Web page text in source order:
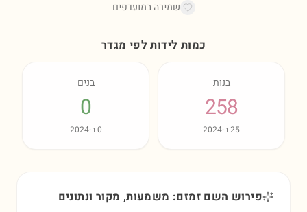
שמירה במועדפים
כמות לידות לפי מגדר
בנות
258
25ב-2024
בנים
0
0ב-2024
פירוש השם זמזם: משמעות, מקור ונתונים